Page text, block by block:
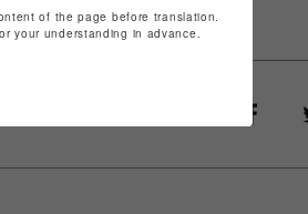
of the page before translation.
your understanding in advance.